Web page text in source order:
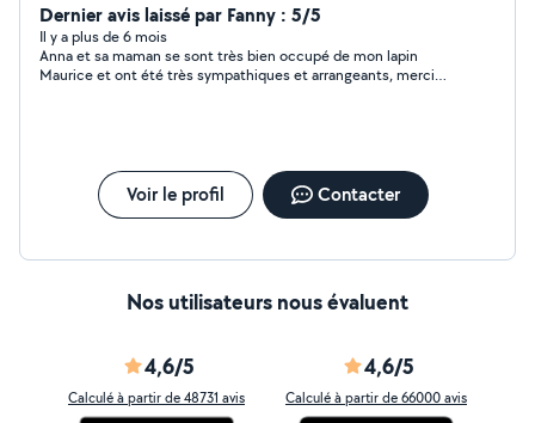
Dernier avis laissé par Fanny : 5/5
Il y a plus de 6 mois
Anna et sa maman se sont très bien occupé de mon lapin
Maurice et ont été très sympathiques et arrangeants, merci
Voir le profil Contacter
Nos utilisateurs nous évaluent
4,6/5
Calculé à partir de 48731 avis
4,6/5
Calculé à partir de 66000 avis